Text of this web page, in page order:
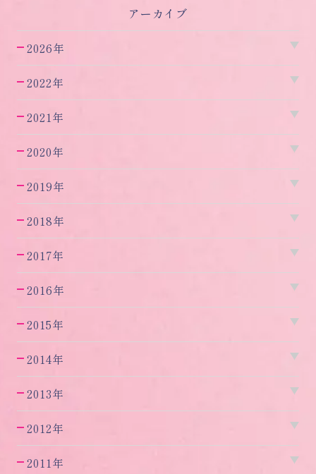
アーカイブ
2026年
2022年
2021年
2020年
2019年
2018年
2017年
2016年
2015年
2014年
2013年
2012年
2011年